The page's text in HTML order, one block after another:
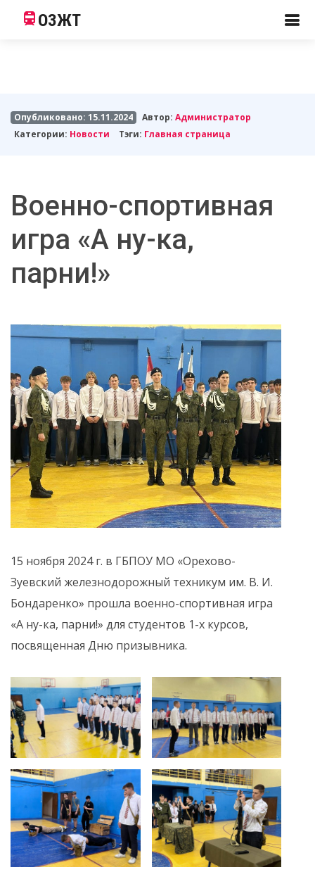
ОЗЖТ
Опубликовано: 15.11.2024 Автор:Администратор
Категории: Новости Тэги: Главная страница
Военно-спортивная
игра «А ну-ка,
парни!»
15 ноября 2024 г. в ГБПОУ МО «Орехово-
Зуевский железнодорожный техникум им. В. И.
Бондаренко» прошла военно-спортивная игра
«А ну-ка, парни!» для студентов 1-х курсов,
посвященная Дню призывника.